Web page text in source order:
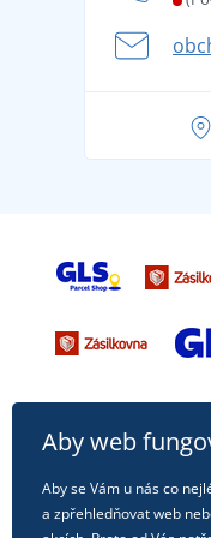
se na dovolenou
Aby web
Aby se Vám u nás co
a zpřehledňovat web